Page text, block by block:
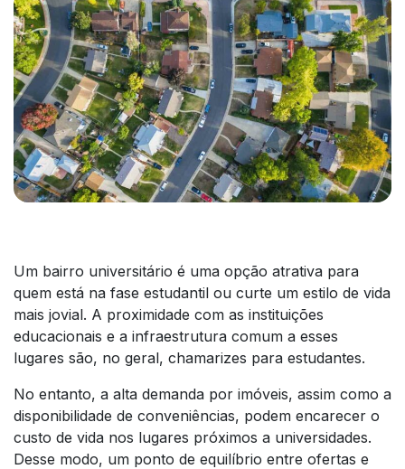
Um bairro universitário é uma opção atrativa para
quem está na fase estudantil ou curte um estilo de vida
mais jovial. A proximidade com as instituições
educacionais e a infraestrutura comum a esses
lugares são, no geral, chamarizes para estudantes.
No entanto, a alta demanda por imóveis, assim como a
disponibilidade de conveniências, podem encarecer o
custo de vida nos lugares próximos a universidades.
Desse modo, um ponto de equilíbrio entre ofertas e